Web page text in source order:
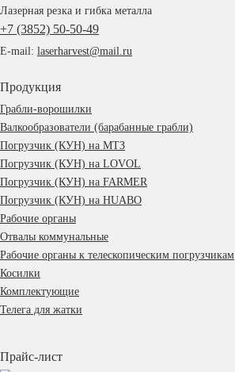
Лазерная резка и гибка металла
+7 (3852) 50-50-49
E-mail: laserharvest@mail.ru
Продукция
Грабли-ворошилки
Валкообразователи (барабанные грабли)
Погрузчик (КУН) на МТЗ
Погрузчик (КУН) на LOVOL
Погрузчик (КУН) на FARMER
Погрузчик (КУН) на HUABO
Рабочие органы
Отвалы коммунальные
Рабочие органы к телескопическим погрузчикам
Косилки
Комплектующие
Телега для жатки
Прайс-лист